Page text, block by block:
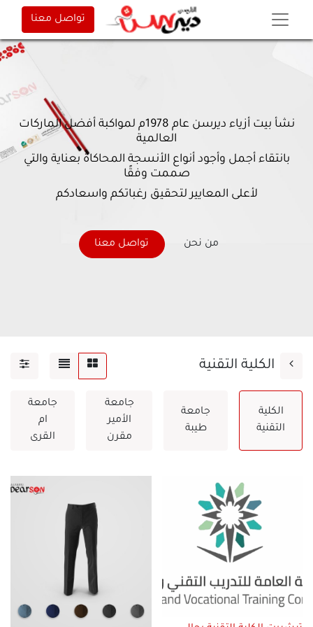
تواصل معنا
نشأ بيت أزياء ديرسن عام 1978م لمواكبة أفضل الماركات
العالمية
بانتقاء أجمل وأجود أنواع الأنسجة المحاكاة بعناية والتي
صممت وفقًا
لأعلى المعايير لتحقيق رغباتكم واسعادكم
من نحن تواصل معنا
الكلية التقنية
الكلية
التقنية
جامعة
طيبة
جامعة
الأمير
مقرن
جامعة
ام
القرى